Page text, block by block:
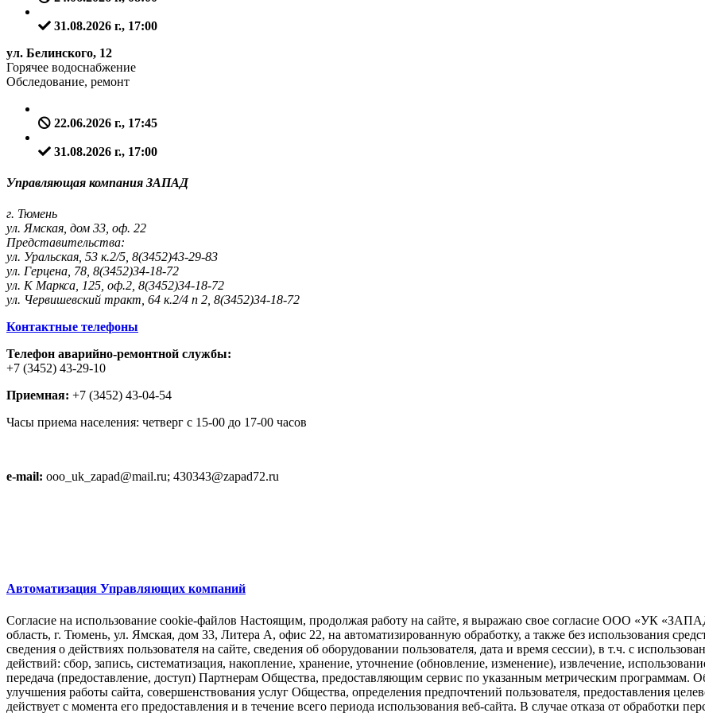
31.08.2026 г., 17:00
ул. Белинского, 12
Горячее водоснабжение
Обследование, ремонт
22.06.2026 г., 17:45
31.08.2026 г., 17:00
Управляющая компания ЗАПАД
г. Тюмень
ул. Ямская, дом 33, оф. 22
Представительства:
ул. Уральская, 53 к.2/5, 8(3452)43-29-83
ул. Герцена, 78, 8(3452)34-18-72
ул. К Маркса, 125, оф.2, 8(3452)34-18-72
ул. Червишевский тракт, 64 к.2/4 п 2, 8(3452)34-18-72
Контактные телефоны
Телефон аварийно-ремонтной службы:
+7 (3452) 43-29-10
Приемная: +7 (3452) 43-04-54
Часы приема населения: четверг с 15-00 до 17-00 часов
e-mail: ooo_uk_zapad@mail.ru; 430343@zapad72.ru
Автоматизация Управляющих компаний
Согласие на использование cookie-файлов Настоящим, продолжая работу на сайте, я выражаю свое согласие ООО «УК
область, г. Тюмень, ул. Ямская, дом 33, Литера А, офис 22, на автоматизированную обработку, а также без использования
сведения о действиях пользователя на сайте, сведения об оборудовании пользователя, дата и время сессии), в т.ч. с
действий: сбор, запись, систематизация, накопление, хранение, уточнение (обновление, изменение), извлечение,
передача (предоставление, доступ) Партнерам Общества, предоставляющим сервис по указанным метрическим программам.
улучшения работы сайта, совершенствования услуг Общества, определения предпочтений пользователя, предоставления
действует с момента его предоставления и в течение всего периода использования веб-сайта. В случае отказа от обработки